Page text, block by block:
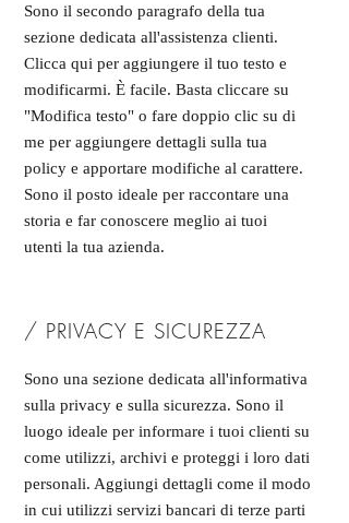
Sono il secondo paragrafo della tua
sezione dedicata all'assistenza clienti.
Clicca qui per aggiungere il tuo testo e
modificarmi. È facile. Basta cliccare su
"Modifica testo" o fare doppio clic su di
me per aggiungere dettagli sulla tua
policy e apportare modifiche al carattere.
Sono il posto ideale per raccontare una
storia e far conoscere meglio ai tuoi
utenti la tua azienda.
/ PRIVACY E SICUREZZA
Sono una sezione dedicata all'informativa
sulla privacy e sulla sicurezza. Sono il
luogo ideale per informare i tuoi clienti su
come utilizzi, archivi e proteggi i loro dati
personali. Aggiungi dettagli come il modo
in cui utilizzi servizi bancari di terze parti